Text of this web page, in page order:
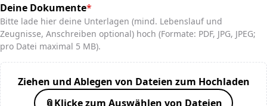
Deine Dokumente*
(required)
Bitte lade hier deine Unterlagen (mind. Lebenslauf und
Zeugnisse, Anschreiben optional) hoch (Formate: PDF, JPG, JPEG;
pro Datei maximal 5 MB).
Ziehen und Ablegen von Dateien zum Hochladen
📎Klicke zum Auswählen von Dateien